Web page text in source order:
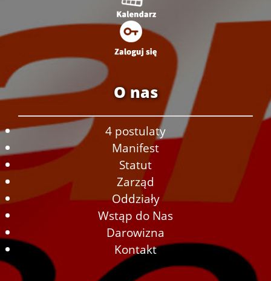
O nas
4 postulaty
Manifest
Statut
Zarząd
Oddziały
Wstąp do Nas
Darowizna
Kontakt